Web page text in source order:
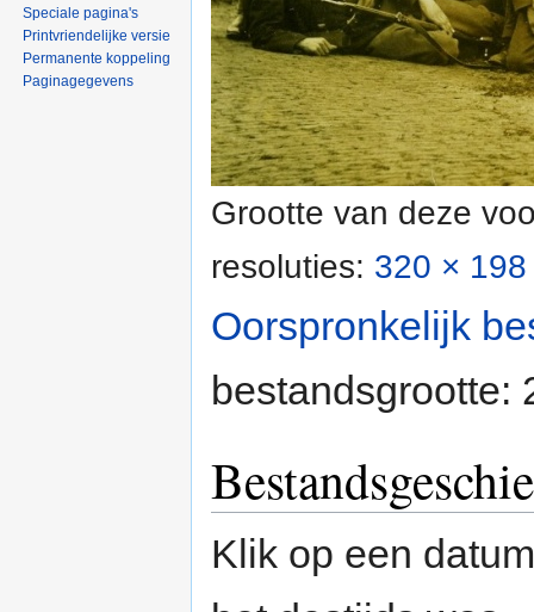
Grootte van deze
resoluties: 320 ×
Oorspronkelijk
bestandsgrootte:
Klik op een
Speciale pagina's
Printvriendelijke versie
Permanente koppeling
Paginagegevens